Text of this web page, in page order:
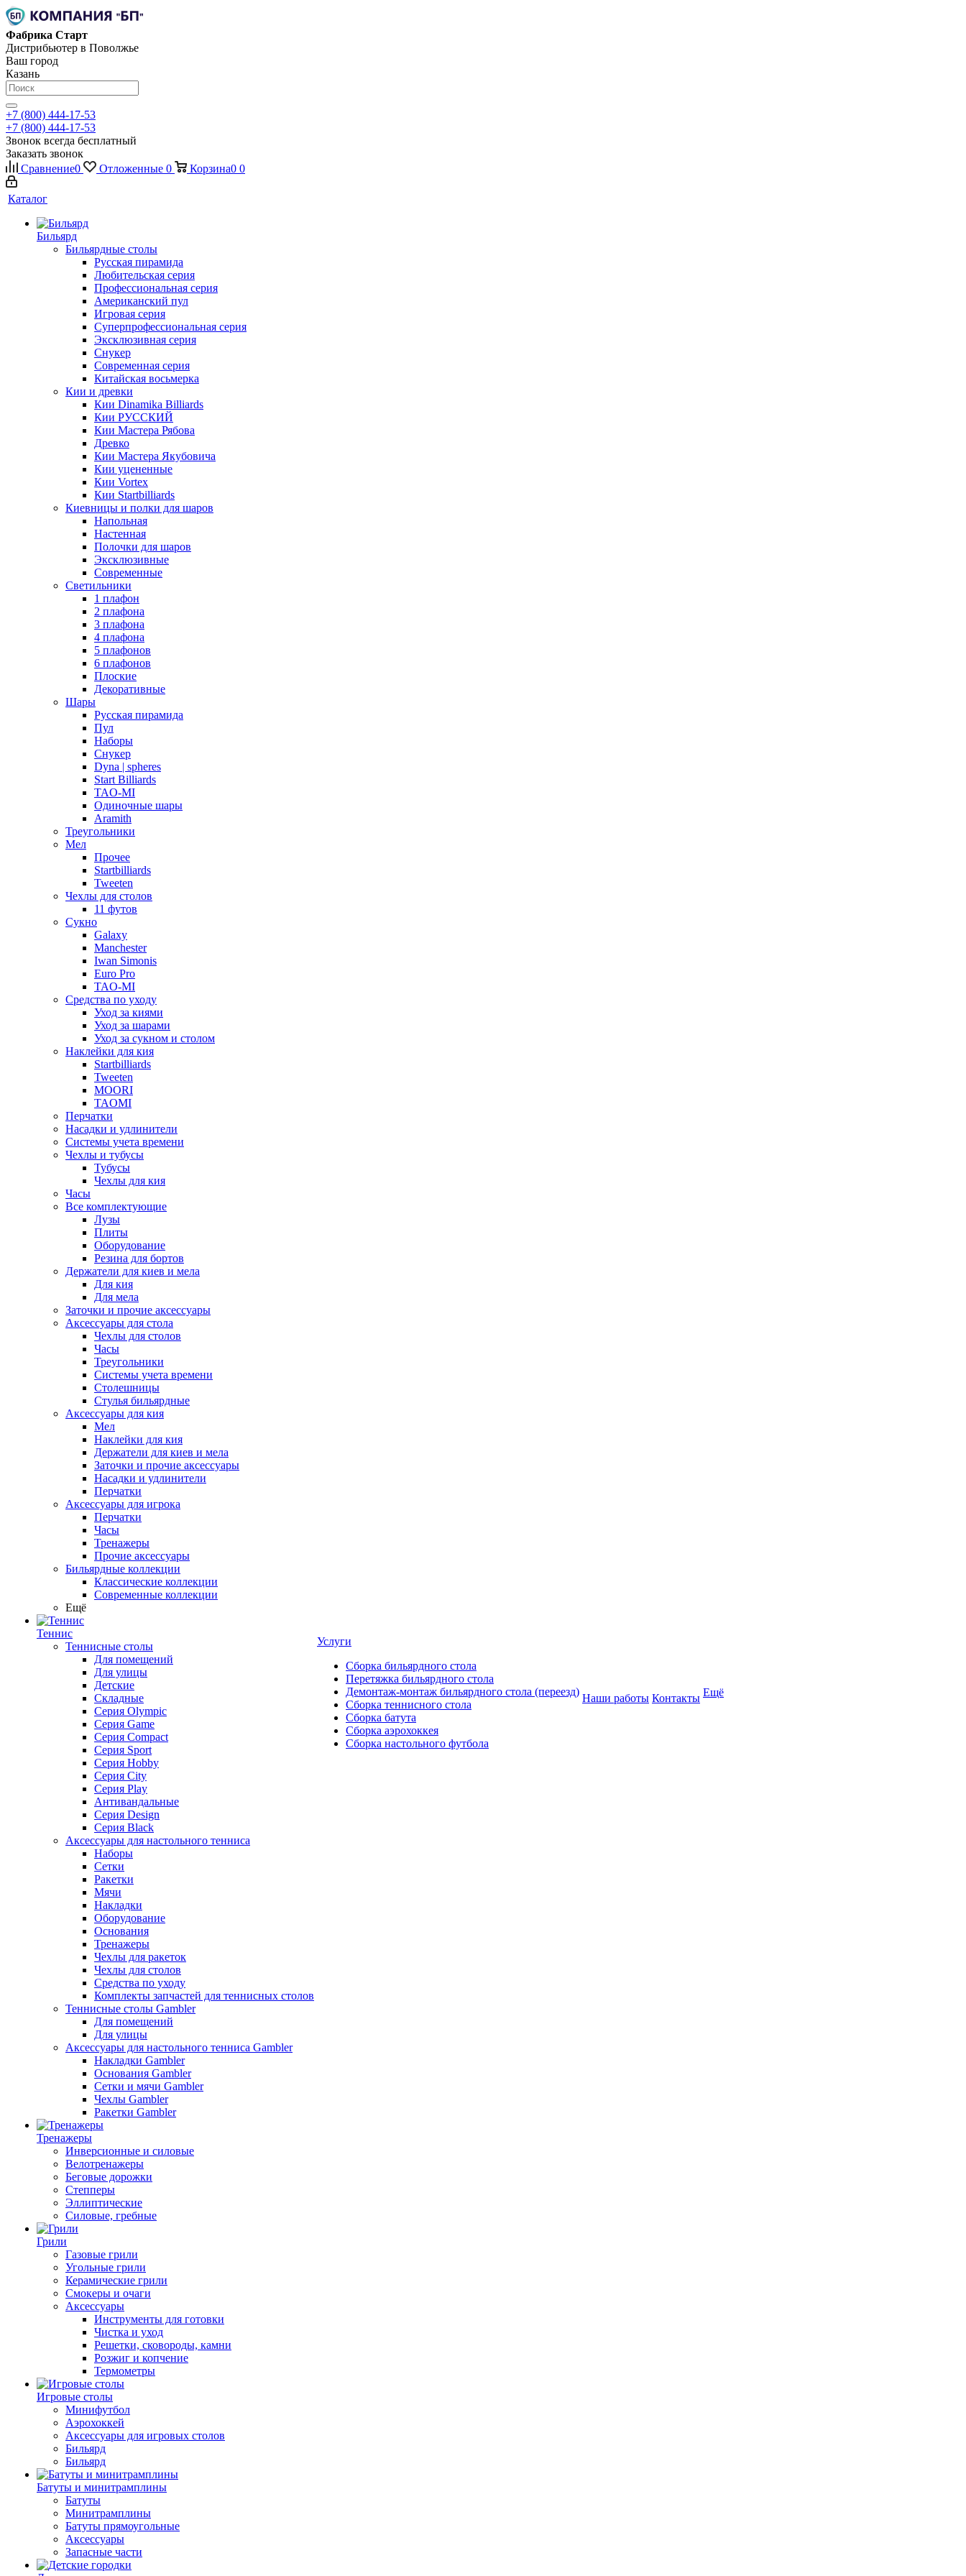
Фабрика Старт
Дистрибьютер в Поволжье
Ваш город
Казань
+7 (800) 444-17-53
+7 (800) 444-17-53
Звонок всегда бесплатный
Заказать звонок
Сравнение0 Отложенные 0 Корзина0 0
Каталог
Бильярд
Бильярдные столы
Русская пирамида
Любительская серия
Профессиональная серия
Американский пул
Игровая серия
Суперпрофессиональная серия
Эксклюзивная серия
Снукер
Современная серия
Китайская восьмерка
Кии и древки
Кии Dinamika Billiards
Кии РУССКИЙ
Кии Мастера Рябова
Древко
Кии Мастера Якубовича
Кии уцененные
Кии Vortex
Кии Startbilliards
Киевницы и полки для шаров
Напольная
Настенная
Полочки для шаров
Эксклюзивные
Современные
Светильники
1 плафон
2 плафона
3 плафона
4 плафона
5 плафонов
6 плафонов
Плоские
Декоративные
Шары
Русская пирамида
Пул
Наборы
Снукер
Dyna | spheres
Start Billiards
TAO-MI
Одиночные шары
Aramith
Треугольники
Мел
Прочее
Startbilliards
Tweeten
Чехлы для столов
11 футов
Сукно
Galaxy
Manchester
Iwan Simonis
Euro Pro
TAO-MI
Средства по уходу
Уход за киями
Уход за шарами
Уход за сукном и столом
Наклейки для кия
Startbilliards
Tweeten
MOORI
TAOMI
Перчатки
Насадки и удлинители
Системы учета времени
Чехлы и тубусы
Тубусы
Чехлы для кия
Часы
Все комплектующие
Лузы
Плиты
Оборудование
Резина для бортов
Держатели для киев и мела
Для кия
Для мела
Заточки и прочие аксессуары
Аксессуары для стола
Чехлы для столов
Часы
Треугольники
Системы учета времени
Столешницы
Стулья бильярдные
Аксессуары для кия
Мел
Наклейки для кия
Держатели для киев и мела
Заточки и прочие аксессуары
Насадки и удлинители
Перчатки
Аксессуары для игрока
Перчатки
Часы
Тренажеры
Прочие аксессуары
Бильярдные коллекции
Классические коллекции
Современные коллекции
Ещё
Теннис
Теннисные столы
Для помещений
Для улицы
Детские
Складные
Серия Olympic
Серия Game
Серия Compact
Серия Sport
Серия Hobby
Серия City
Серия Play
Антивандальные
Серия Design
Серия Black
Аксессуары для настольного тенниса
Наборы
Сетки
Ракетки
Мячи
Накладки
Оборудование
Основания
Тренажеры
Чехлы для ракеток
Чехлы для столов
Средства по уходу
Комплекты запчастей для теннисных столов
Теннисные столы Gambler
Для помещений
Для улицы
Аксессуары для настольного тенниса Gambler
Накладки Gambler
Основания Gambler
Сетки и мячи Gambler
Чехлы Gambler
Ракетки Gambler
Тренажеры
Инверсионные и силовые
Велотренажеры
Беговые дорожки
Степперы
Эллиптические
Силовые, гребные
Грили
Газовые грили
Угольные грили
Керамические грили
Смокеры и очаги
Аксессуары
Инструменты для готовки
Чистка и уход
Решетки, сковороды, камни
Розжиг и копчение
Термометры
Игровые столы
Минифутбол
Аэрохоккей
Аксессуары для игровых столов
Бильяpд
Бильяpд
Батуты и минитрамплины
Батуты
Минитрамплины
Батуты прямоугольные
Аксессуары
Запасные части
Услуги
Сборка бильярдного стола
Перетяжка бильярдного стола
Демонтаж-монтаж бильярдного стола (переезд)
Сборка теннисного стола
Сборка батута
Сборка аэрохоккея
Сборка настольного футбола
Наши работы Контакты Ещё